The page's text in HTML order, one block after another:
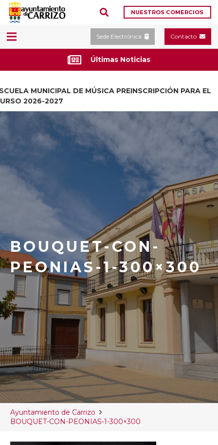
NUESTROS COMERCIOS
Sede Electrónica Contacto
Últimas Noticias
MUNICIPAL DE MÚSICA PREINSCRIPCIÓN PARA EL
2026-2027
BOUQUET-CON-
PEONIAS-1-300×300
Ayuntamiento de Carrizo
BOUQUET-CON-PEONIAS-1-300×300